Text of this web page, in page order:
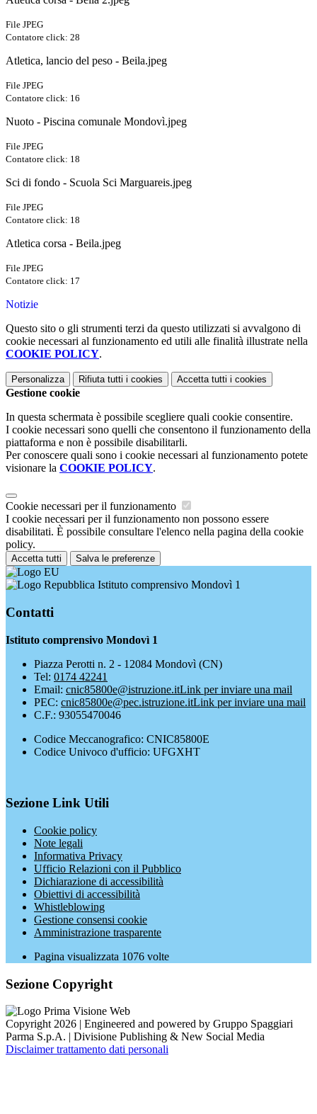
File JPEG
Contatore click: 28
Atletica, lancio del peso - Beila.jpeg
File JPEG
Contatore click: 16
Nuoto - Piscina comunale Mondovì.jpeg
File JPEG
Contatore click: 18
Sci di fondo - Scuola Sci Marguareis.jpeg
File JPEG
Contatore click: 18
Atletica corsa - Beila.jpeg
File JPEG
Contatore click: 17
Notizie
Questo sito o gli strumenti terzi da questo utilizzati si avvalgono di
cookie necessari al funzionamento ed utili alle finalità illustrate nella
COOKIE POLICY.
Personalizza Rifiuta tutti i cookies Accetta tutti i cookies
Gestione cookie
In questa schermata è possibile scegliere quali cookie consentire.
I cookie necessari sono quelli che consentono il funzionamento della
piattaforma e non è possibile disabilitarli.
Per conoscere quali sono i cookie necessari al funzionamento potete
visionare la COOKIE POLICY.
Cookie necessari per il funzionamento
I cookie necessari per il funzionamento non possono essere
disabilitati. È possibile consultare l'elenco nella pagina della cookie
policy.
Accetta tutti Salva le preferenze
Istituto comprensivo Mondovì 1
Contatti
Istituto comprensivo Mondovì 1
Piazza Perotti n. 2 - 12084 Mondovì (CN)
Tel: 0174 42241
Email: cnic85800e@istruzione.itLink per inviare una mail
PEC: cnic85800e@pec.istruzione.itLink per inviare una mail
C.F.: 93055470046
Codice Meccanografico: CNIC85800E
Codice Univoco d'ufficio: UFGXHT
Sezione Link Utili
Cookie policy
Note legali
Informativa Privacy
Ufficio Relazioni con il Pubblico
Dichiarazione di accessibilità
Obiettivi di accessibilità
Whistleblowing
Gestione consensi cookie
Amministrazione trasparente
Pagina visualizzata 1076 volte
Sezione Copyright
Copyright 2026 | Engineered and powered by Gruppo Spaggiari
Parma S.p.A. | Divisione Publishing & New Social Media
Disclaimer trattamento dati personali